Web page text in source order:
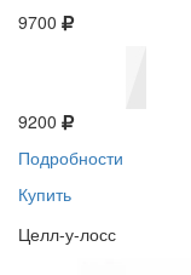
9700
9200
Подробности
Купить
Целл-у-лосс